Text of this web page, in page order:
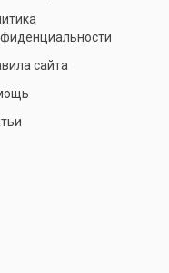
сайта